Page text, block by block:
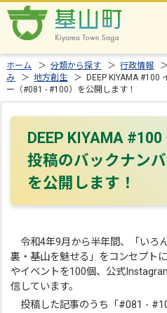
ホーム ＞分類から探す ＞行政情報
み
＞地方創生 ＞ DEEP KIYAMA #100
ー（#081 - #100）を公開します！
DEEP KIYAMA
投稿のバックナン
を公開します！
令和4年9月から半年間、「いろ
裏・基山を魅せる」をコンセプト
やイベントを100個、公式
信しています。
投稿した記事のうち「#081 -